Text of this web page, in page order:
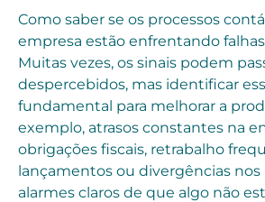
Como saber se os processos
empresa estão enfrentando
Muitas vezes, os sinais podem
despercebidos, mas identificar
fundamental para melhorar a
exemplo, atrasos constantes na
obrigações fiscais, retrabalho
lançamentos ou divergências nos
alarmes claros de que algo não